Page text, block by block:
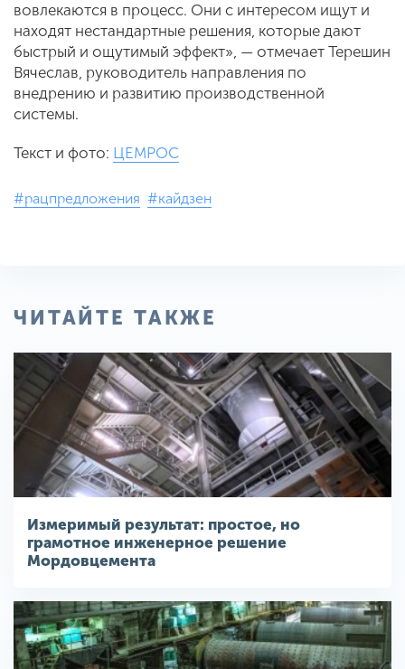
вовлекаются в процесс. Они с интересом ищут и
находят нестандартные решения, которые дают
быстрый и ощутимый эффект», — отмечает Терешин
Вячеслав, руководитель направления по
внедрению и развитию производственной
системы.
Текст и фото: ЦЕМРОС
#рацпредложения #кайдзен
ЧИТАЙТЕ ТАКЖЕ
Измеримый результат: простое, но
грамотное инженерное решение
Мордовцемента